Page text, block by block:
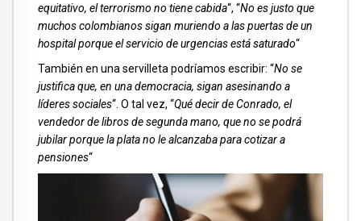
equitativo, el terrorismo no tiene cabida“, “No es justo que
muchos colombianos sigan muriendo a las puertas de un
hospital porque el servicio de urgencias está saturado“
También en una servilleta podríamos escribir: “No se
justifica que, en una democracia, sigan asesinando a
líderes sociales“. O tal vez, “Qué decir de Conrado, el
vendedor de libros de segunda mano, que no se podrá
jubilar porque la plata no le alcanzaba para cotizar a
pensiones“